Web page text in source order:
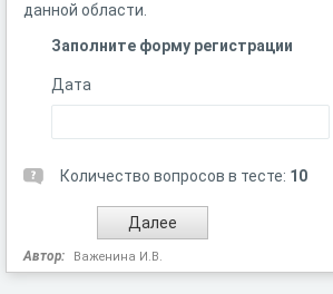
данной области.
Заполните форму регистрации
Дата
Количество вопросов в тесте: 10
Автор: Важенина И.В.